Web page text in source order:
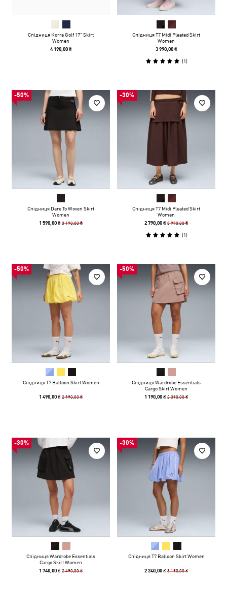
Спідниця Korra Golf 17" Skirt
Women
4 190,00 ₴
Спідниця T7 Midi Pleated Skirt
Women
3 990,00 ₴
(1)
-50%
Спідниця Dare To Woven Skirt
Women
1 590,00 ₴3 190,00 ₴
-30%
Спідниця T7 Midi Pleated Skirt
Women
2 790,00 ₴3 990,00 ₴
(1)
-50%
Спідниця T7 Balloon Skirt Women
1 490,00 ₴2 990,00 ₴
-50%
Спідниця Wardrobe Essentials
Cargo Skirt Women
1 190,00 ₴2 390,00 ₴
-30%
Спідниця Wardrobe Essentials
Cargo Skirt Women
1 740,00 ₴2 490,00 ₴
-30%
Спідниця T7 Balloon Skirt Women
2 240,00 ₴3 190,00 ₴